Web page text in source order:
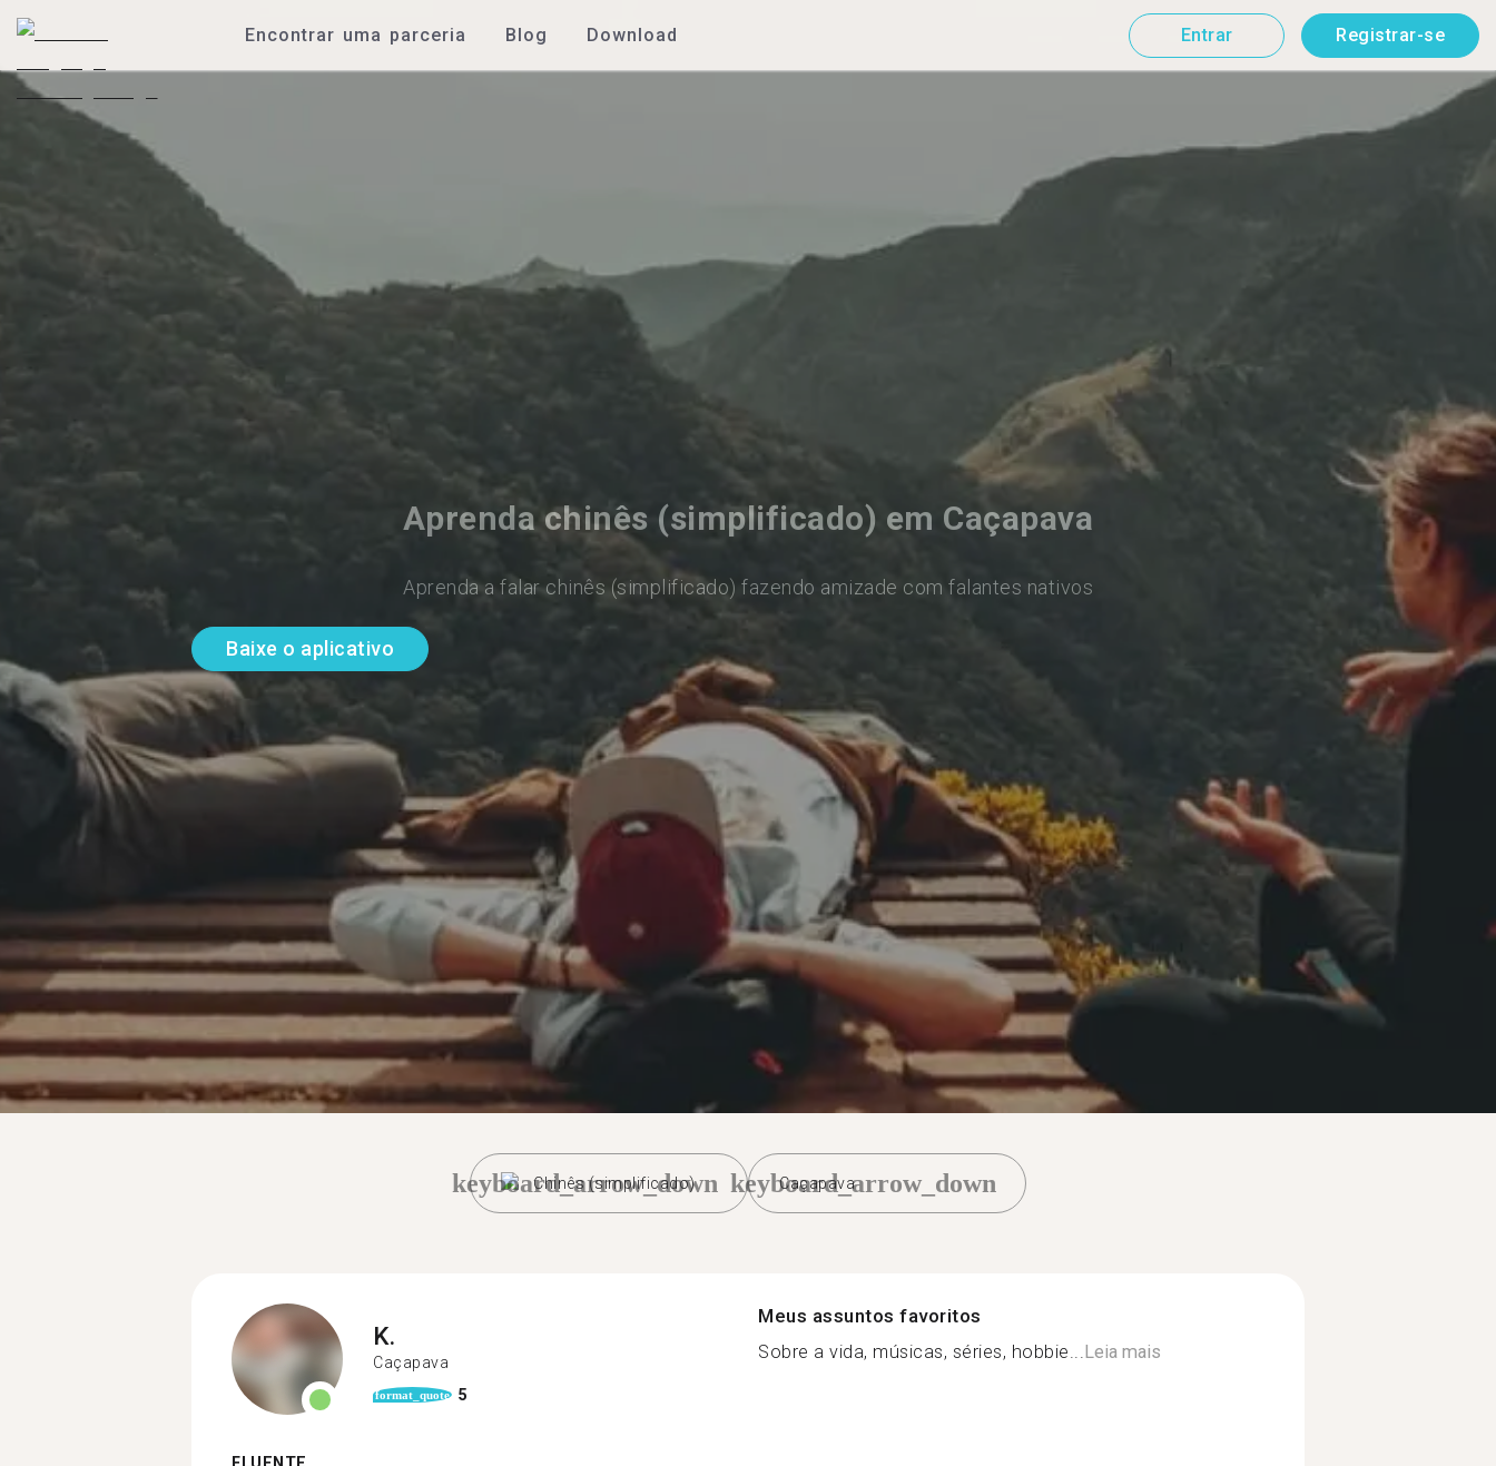
Encontrar uma parceria Blog Download Entrar Registrar-se
Aprenda chinês (simplificado) em Caçapava
Aprenda a falar chinês (simplificado) fazendo amizade com falantes nativos
Baixe o aplicativo
Chinês (simplificado)
keyboard_arrow_down Caçapava
keyboard_arrow_down
K.
Caçapava
format_quote 5
Meus assuntos favoritos
Sobre a vida, músicas, séries, hobbie...Leia mais